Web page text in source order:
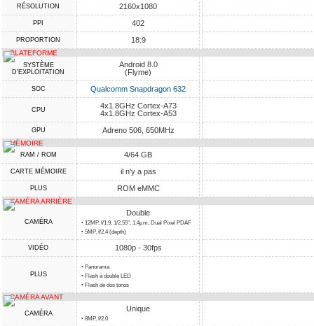
RÉSOLUTION 2160x1080
PPI 402
PROPORTION 18:9
PLATEFORME
SYSTÈME
D'EXPLOITATION
Android 8.0
(Flyme)
SOC Qualcomm Snapdragon 632
CPU
4x1.8GHz Cortex-A73
4x1.8GHz Cortex-A53
GPU Adreno 506, 650MHz
MÉMOIRE
RAM / ROM 4/64 GB
CARTE MÉMOIRE il n'y a pas
PLUS ROM eMMC
CAMÉRA ARRIÈRE
CAMÉRA
Double
• 12MP, f/1.9, 1/2.55", 1.4µm, Dual Pixel PDAF
• 5MP, f/2.4 (depth)
VIDÉO 1080p - 30fps
PLUS
• Panorama
• Flash à double LED
• Flash de dos tonos
CAMÉRA AVANT
CAMÉRA
Unique
• 8MP, f/2.0